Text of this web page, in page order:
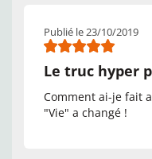
Publié le 23/10/2019
Le truc hyper
Comment ai-je fait
"Vie" a changé !